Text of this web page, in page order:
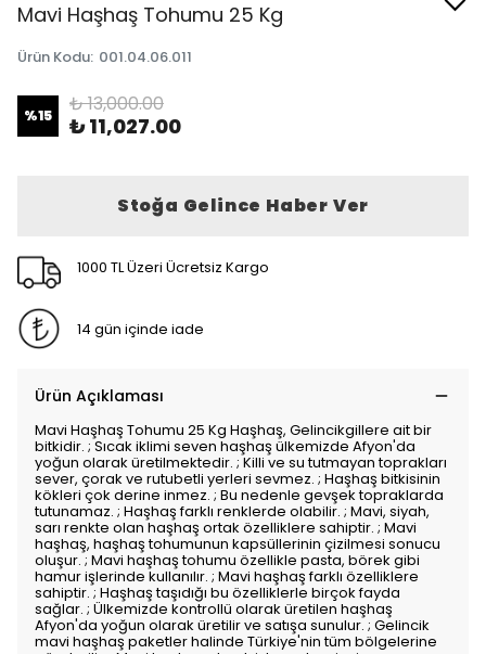
Mavi Haşhaş Tohumu 25 Kg
Ürün Kodu: 001.04.06.011
%15 ₺ 13,000.00
₺ 11,027.00
Stoğa Gelince Haber Ver
1000 TL Üzeri Ücretsiz Kargo
14 gün içinde iade
Ürün Açıklaması
Mavi Haşhaş Tohumu 25 Kg Haşhaş, Gelincikgillere ait bir
bitkidir. ; Sıcak iklimi seven haşhaş ülkemizde Afyon'da
yoğun olarak üretilmektedir. ; Killi ve su tutmayan toprakları
sever, çorak ve rutubetli yerleri sevmez. ; Haşhaş bitkisinin
kökleri çok derine inmez. ; Bu nedenle gevşek topraklarda
tutunamaz. ; Haşhaş farklı renklerde olabilir. ; Mavi, siyah,
sarı renkte olan haşhaş ortak özelliklere sahiptir. ; Mavi
haşhaş, haşhaş tohumunun kapsüllerinin çizilmesi sonucu
oluşur. ; Mavi haşhaş tohumu özellikle pasta, börek gibi
hamur işlerinde kullanılır. ; Mavi haşhaş farklı özelliklere
sahiptir. ; Haşhaş taşıdığı bu özelliklerle birçok fayda
sağlar. ; Ülkemizde kontrollü olarak üretilen haşhaş
Afyon'da yoğun olarak üretilir ve satışa sunulur. ; Gelincik
mavi haşhaş paketler halinde Türkiye'nin tüm bölgelerine